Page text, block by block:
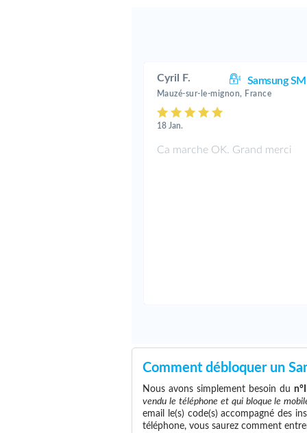
Cyril F. Samsung
Mauzé-sur-le-mignon, France
18 Jan.
Ca marche OK. Grand merci
Comment débloquer un
Nous avons simplement besoin du
vendu le téléphone et qui bloque le
email le(s) code(s) accompagné des
téléphone, vous saurez comment